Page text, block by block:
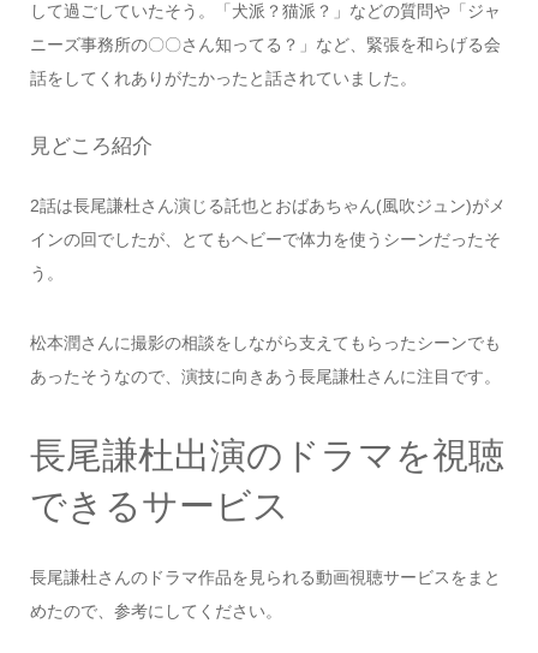
して過ごしていたそう。「犬派？猫派？」などの質問や「ジャ
ニーズ事務所の〇〇さん知ってる？」など、緊張を和らげる会
話をしてくれありがたかったと話されていました。
見どころ紹介
2話は長尾謙杜さん演じる託也とおばあちゃん(風吹ジュン)がメ
インの回でしたが、とてもヘビーで体力を使うシーンだったそ
う。
松本潤さんに撮影の相談をしながら支えてもらったシーンでも
あったそうなので、演技に向きあう長尾謙杜さんに注目です。
長尾謙杜出演のドラマを視聴
できるサービス
長尾謙杜さんのドラマ作品を見られる動画視聴サービスをまと
めたので、参考にしてください。